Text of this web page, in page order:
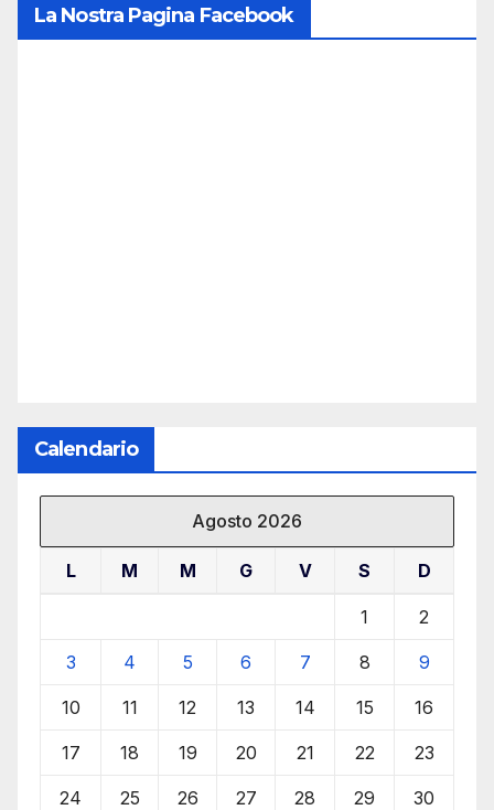
La Nostra Pagina Facebook
Calendario
Agosto 2026
L M M G V S D
1 2
3 4 5 6 7 8 9
10 11 12 13 14 15 16
17 18 19 20 21 22 23
24 25 26 27 28 29 30